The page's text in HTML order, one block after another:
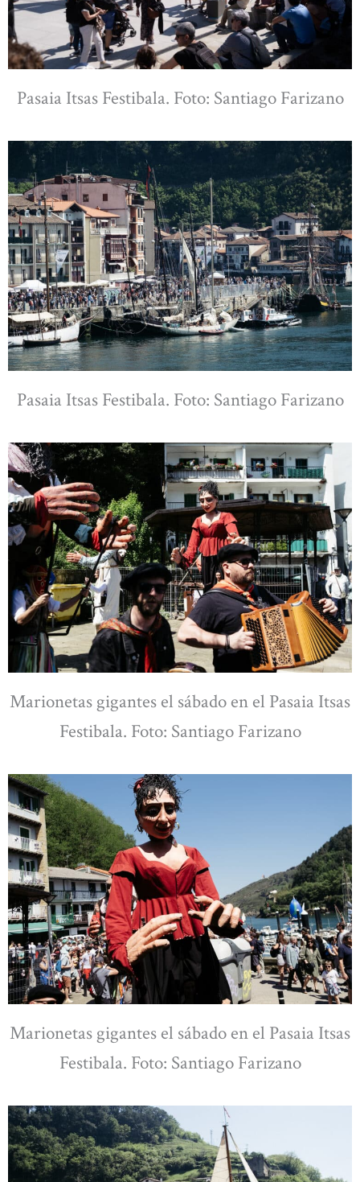
Pasaia Itsas Festibala. Foto: Santiago Farizano
Pasaia Itsas Festibala. Foto: Santiago Farizano
Marionetas gigantes el sábado en el Pasaia Itsas
Festibala. Foto: Santiago Farizano
Marionetas gigantes el sábado en el Pasaia Itsas
Festibala. Foto: Santiago Farizano